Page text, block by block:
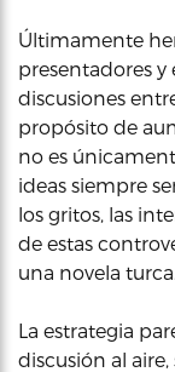
Últimamente
presentadores
discusiones
propósito de
no es
ideas siempre
los gritos, las
de estas
una novela turca.
La estrategia
discusión al